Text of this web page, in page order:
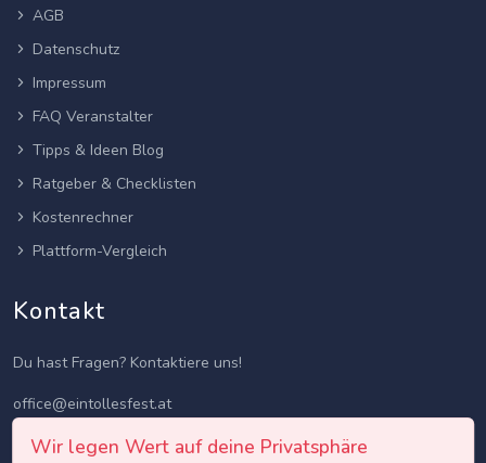
AGB
Datenschutz
Impressum
FAQ Veranstalter
Tipps & Ideen Blog
Ratgeber & Checklisten
Kostenrechner
Plattform-Vergleich
Kontakt
Du hast Fragen? Kontaktiere uns!
office@eintollesfest.at
Wir legen Wert auf deine Privatsphäre